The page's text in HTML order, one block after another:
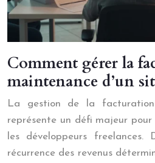
Comment gérer la
maintenance d’un
La gestion de la
représente un défi majeur
les développeurs
récurrence des revenus